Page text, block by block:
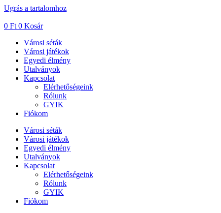
Ugrás a tartalomhoz
0 Ft 0 Kosár
Városi séták
Városi játékok
Egyedi élmény
Utalványok
Kapcsolat
Elérhetőségeink
Rólunk
GYIK
Fiókom
Városi séták
Városi játékok
Egyedi élmény
Utalványok
Kapcsolat
Elérhetőségeink
Rólunk
GYIK
Fiókom